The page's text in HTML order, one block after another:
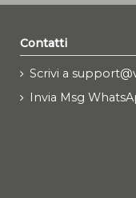
Contatti
Scrivi a
Invia Msg